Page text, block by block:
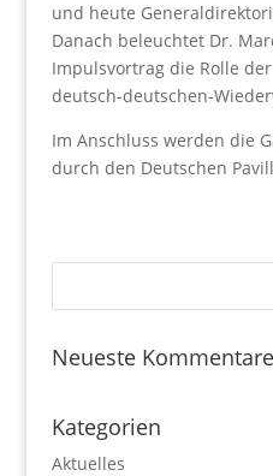
und heute
Danach beleuchtet Dr.
Impulsvortrag die Rolle
deutsch-deutschen-
Im Anschluss werden die
durch den Deutschen
Neueste Kommentare
Kategorien
Aktuelles